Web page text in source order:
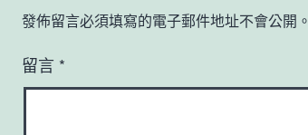
發佈留言必須填寫的電子郵件地址不會公開。
留言 *